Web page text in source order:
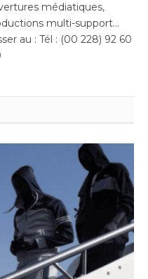
médiatiques,
multi-support…
au : Tél : (00 228) 92 60